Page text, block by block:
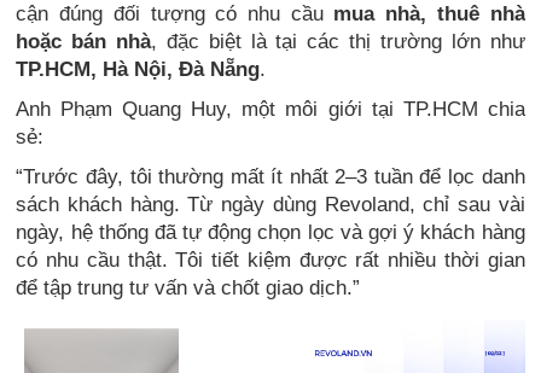
cận đúng đối tượng có nhu cầu mua nhà, thuê nhà
hoặc bán nhà, đặc biệt là tại các thị trường lớn như
TP.HCM, Hà Nội, Đà Nẵng.
Anh Phạm Quang Huy, một môi giới tại TP.HCM chia
sẻ:
“Trước đây, tôi thường mất ít nhất 2–3 tuần để lọc danh
sách khách hàng. Từ ngày dùng Revoland, chỉ sau vài
ngày, hệ thống đã tự động chọn lọc và gợi ý khách hàng
có nhu cầu thật. Tôi tiết kiệm được rất nhiều thời gian
để tập trung tư vấn và chốt giao dịch.”